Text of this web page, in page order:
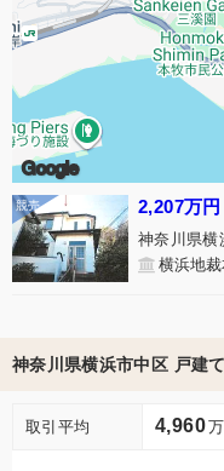
Google
2,207万
神奈川県横
横浜地
神奈川県横浜市中区 戸建
取引平均 4,960